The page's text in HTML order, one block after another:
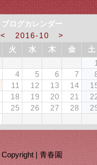
ブログカレンダー
<
2016-10
>
火 水 木 金
土
4 5 6 7
11 12 13 14
18 19 20 21
25 26 27 28
Copyright | 青春園